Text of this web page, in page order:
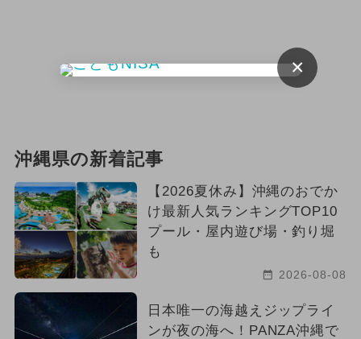
沖縄県の新着記事
【2026夏休み】沖縄のおでか
け最新人気ランキングTOP10
プール・屋内遊び場・釣り堀
も
2026-08-08
日本唯一の海越えジップライ
ンが夜の海へ！PANZA沖縄で
×